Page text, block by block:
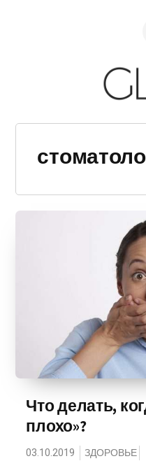
Что делать,
плохо»?
03.10.2019 ЗДОРОВЬЕ